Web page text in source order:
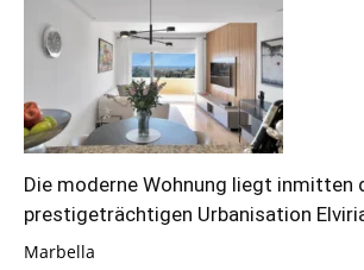
Die moderne Wohnung liegt inmitten
prestigeträchtigen Urbanisation
Marbella